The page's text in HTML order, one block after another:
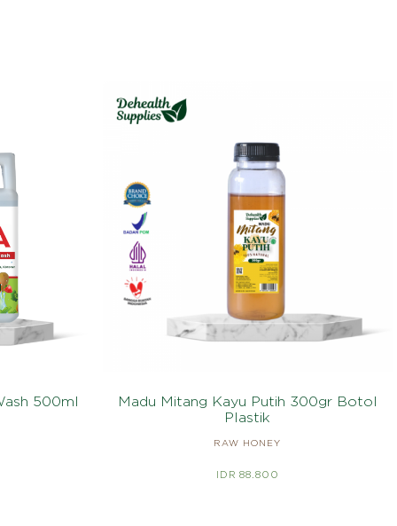
500ml
Madu Mitang Kayu Putih 300gr Botol
Plastik
RAW HONEY
IDR 88.800